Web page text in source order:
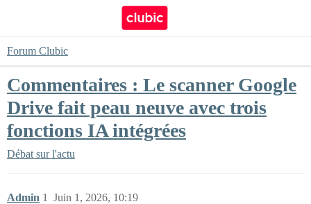
Forum Clubic
Commentaires : Le scanner Google
Drive fait peau neuve avec trois
fonctions IA intégrées
Débat sur l'actu
Admin Juin 1, 2026, 10:19
1